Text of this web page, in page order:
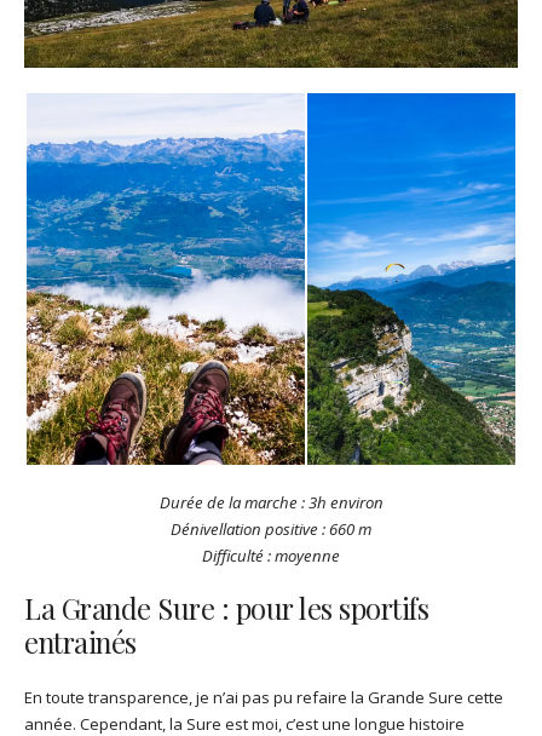
Durée de la marche : 3h environ
Dénivellation positive : 660 m
Difficulté : moyenne
La Grande Sure : pour les sportifs
entrainés
En toute transparence, je n’ai pas pu refaire la Grande Sure cette
année. Cependant, la Sure est moi, c’est une longue histoire